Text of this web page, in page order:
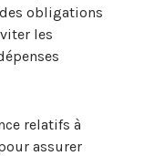
obligations
les
relatifs à
assurer